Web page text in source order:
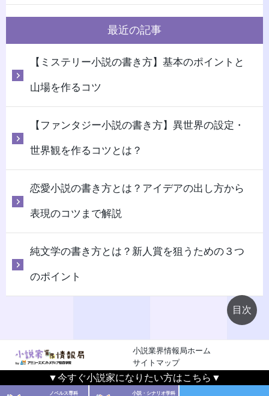
最近の記事
【ミステリー小説の書き方】基本のポイントと
山場を作るコツ
【ファンタジー小説の書き方】異世界の設定・
世界観を作るコツとは？
恋愛小説の書き方とは？アイデアの出し方から
表現のコツまで解説
純文学の書き方とは？新人賞を狙うための３つ
のポイント
▼今すぐ小説家になりたい方はこちら▼
ノベルス専科 小説・シナリオ学科
小説業界情報局ホーム
サイトマップ
小説家情報局© 2026 All rights reserved.